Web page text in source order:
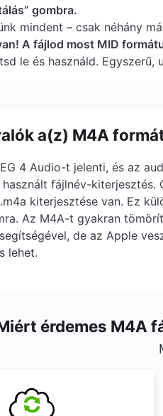
gombra.
mindent – csak néhány
A fájlod most MID
le és használd. Egyszerű,
a(z) M4A
4 Audio-t jelenti, és az
fájlnév-kiterjesztés.
kiterjesztése van. Ez
Az M4A-t gyakran
de az Apple
lehet.
érdemes M4A